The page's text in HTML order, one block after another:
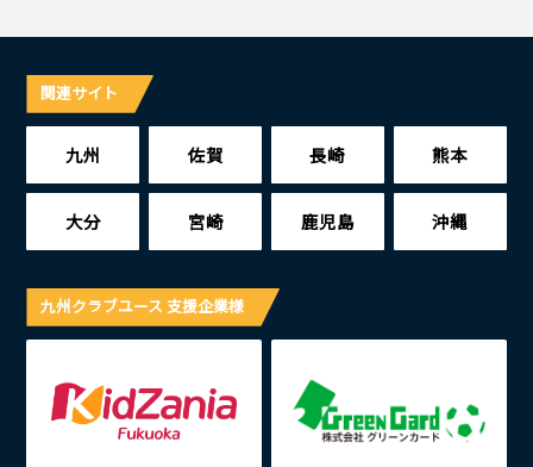
関連サイト
九州 佐賀 長崎 熊本
大分 宮崎 鹿児島 沖縄
九州クラブユース 支援企業様